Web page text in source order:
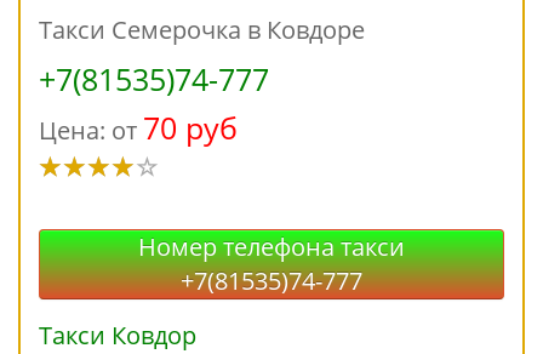
Такси Семерочка в Ковдоре
+7(81535)74-777
Цена: от 70 руб
Номер телефона такси
+7(81535)74-777
Такси Ковдор